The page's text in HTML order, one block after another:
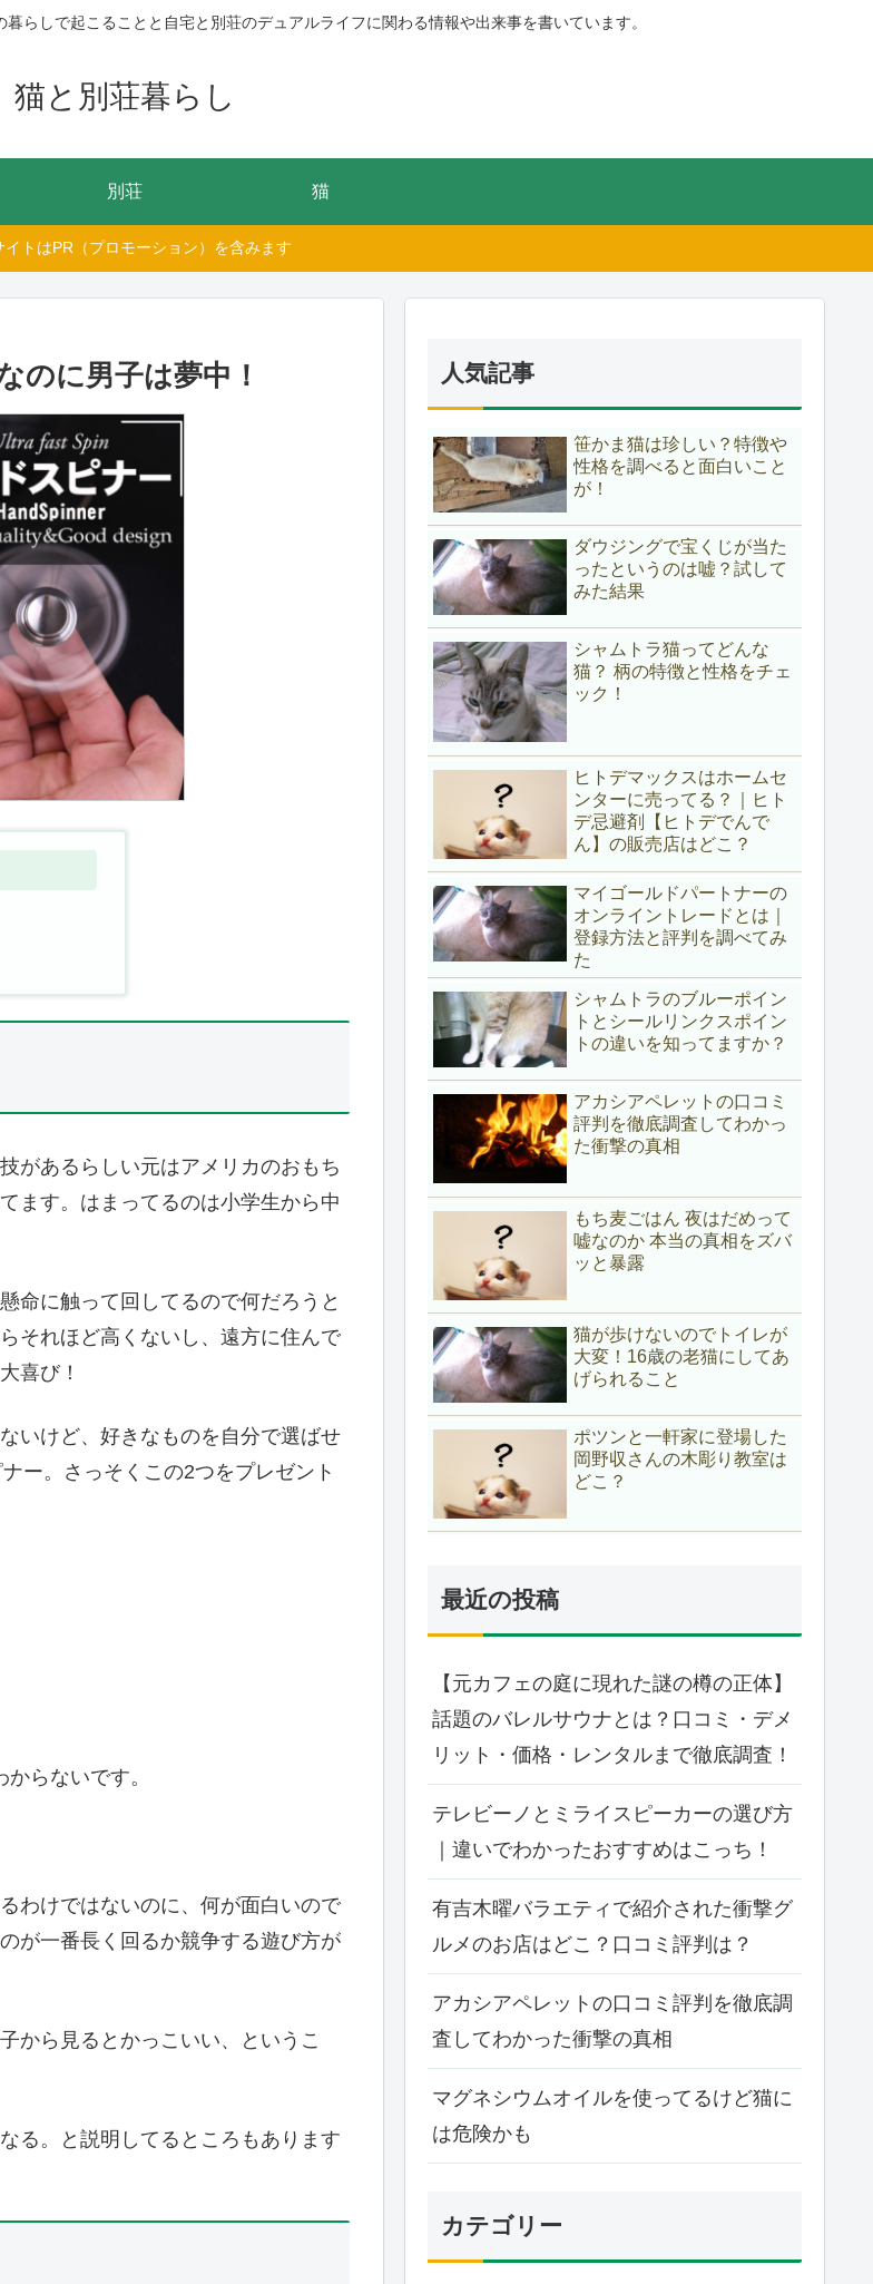
らしで起こることと自宅と別荘のデュアルライフに関わる情報や出来事を書いています。
猫と別荘暮らし
別荘 猫
イトはPR（プロモーション）を含みます
のに男子は夢中！
があるらしい元はアメリカのおもち
ます。はまってるのは小学生から中
命に触って回してるので何だろうと
それほど高くないし、遠方に住んで
喜び！
いけど、好きなものを自分で選ばせ
ー。さっそくこの2つをプレゼント
らないです。
わけではないのに、何が面白いので
が一番長く回るか競争する遊び方が
から見るとかっこいい、というこ
る。と説明してるところもあります
人気記事
笹かま猫は珍しい？特徴や
性格を調べると面白いこと
が！
ダウジングで宝くじが当た
ったというのは嘘？試して
みた結果
シャムトラ猫ってどんな
猫？ 柄の特徴と性格をチェ
ック！
ヒトデマックスはホームセ
ンターに売ってる？｜ヒト
デ忌避剤【ヒトデでんで
ん】の販売店はどこ？
マイゴールドパートナーの
オンライントレードとは｜
登録方法と評判を調べてみ
た
シャムトラのブルーポイン
トとシールリンクスポイン
トの違いを知ってますか？
アカシアペレットの口コミ
評判を徹底調査してわかっ
た衝撃の真相
もち麦ごはん 夜はだめって
嘘なのか 本当の真相をズバ
ッと暴露
猫が歩けないのでトイレが
大変！16歳の老猫にしてあ
げられること
ポツンと一軒家に登場した
岡野収さんの木彫り教室は
どこ？
最近の投稿
【元カフェの庭に現れた謎の樽の正体】
話題のバレルサウナとは？口コミ・デメ
リット・価格・レンタルまで徹底調査！
テレビーノとミライスピーカーの選び方
｜違いでわかったおすすめはこっち！
有吉木曜バラエティで紹介された衝撃グ
ルメのお店はどこ？口コミ評判は？
アカシアペレットの口コミ評判を徹底調
査してわかった衝撃の真相
マグネシウムオイルを使ってるけど猫に
は危険かも
カテゴリー